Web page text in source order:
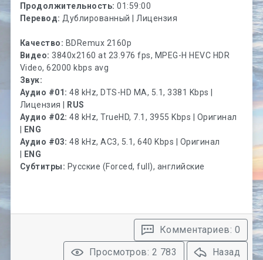
Продолжительность: 01:59:00
Перевод: Дублированный | Лицензия
Качество: BDRemux 2160p
Видео: 3840x2160 at 23.976 fps, MPEG-H HEVC HDR
Video, 62000 kbps avg
Звук:
Аудио #01: 48 kHz, DTS-HD MA, 5.1, 3381 Kbps |
Лицензия | RUS
Аудио #02: 48 kHz, TrueHD, 7.1, 3955 Kbps | Оригинал
| ENG
Аудио #03: 48 kHz, AC3, 5.1, 640 Kbps | Оригинал
| ENG
Субтитры: Русские (Forced, full), английские
Комментариев: 0
Просмотров: 2 783
Назад